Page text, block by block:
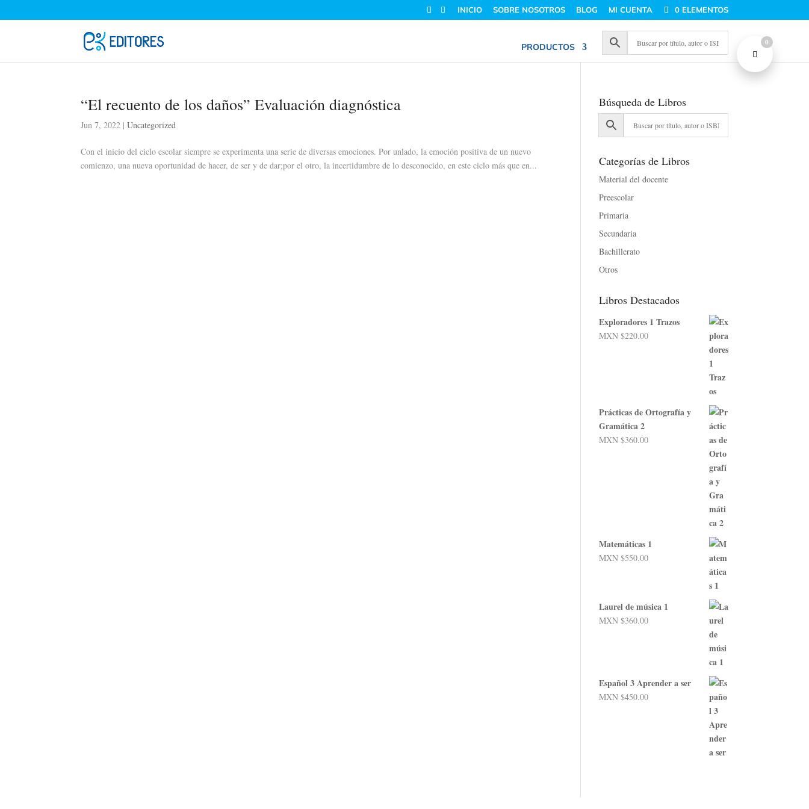
INICIO SOBRE NOSOTROS BLOG MI CUENTA 0 ELEMENTOS
PRODUCTOS
“El recuento de los daños” Evaluación diagnóstica
Jun 7, 2022 |Uncategorized
Con el inicio del ciclo escolar siempre se experimenta una serie de diversas emociones. Por unlado, la emoción positiva de un nuevo
comienzo, una nueva oportunidad de hacer, de ser y de dar;por el otro, la incertidumbre de lo desconocido, en este ciclo más que en...
Búsqueda de Libros
Categorías de Libros
Material del docente
Preescolar
Primaria
Secundaria
Bachillerato
Otros
Libros Destacados
Exploradores 1 Trazos
MXN $220.00
Prácticas de Ortografía y
Gramática 2
MXN $360.00
Matemáticas 1
MXN $550.00
Laurel de música 1
MXN $360.00
Español 3 Aprender a ser
MXN $450.00
0